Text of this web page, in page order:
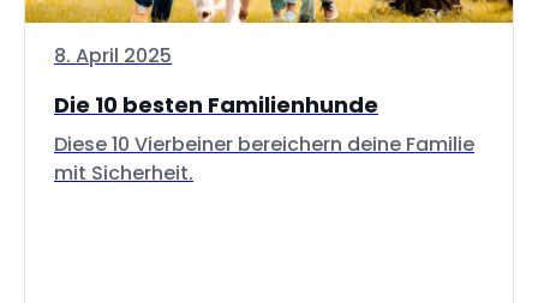
8. April 2025
Die 10 besten Familienhunde
Diese 10 Vierbeiner bereichern deine Familie
mit Sicherheit.